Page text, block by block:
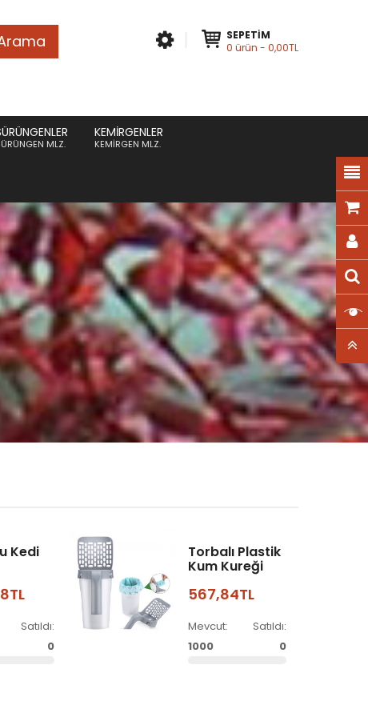
SEPETIM
0 ürün - 0,00TL
MLZ.
KEMIRGENLER
KEMIRGEN MLZ.
Kedi
Satıldı:
0
Torbalı Plastik
Kum Kureği
567,84TL
Mevcut:
1000
Satıldı:
0